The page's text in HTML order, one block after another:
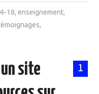
18, enseignement,
,
1
site